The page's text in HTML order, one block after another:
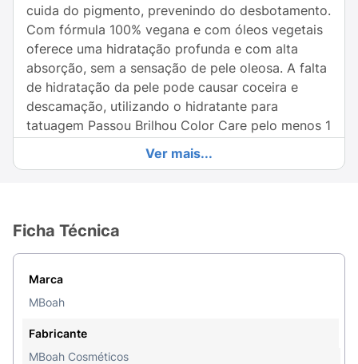
cuida do pigmento, prevenindo do desbotamento.
Com fórmula 100% vegana e com óleos vegetais
oferece uma hidratação profunda e com alta
absorção, sem a sensação de pele oleosa. A falta
de hidratação da pele pode causar coceira e
descamação, utilizando o hidratante para
tatuagem Passou Brilhou Color Care pelo menos 1
vez ao dia você previne o ressecamento da pele
isso pede um creme hidratante leve, prático e
eficiente.
Ver mais...
Ficha Técnica
Marca
MBoah
Fabricante
MBoah Cosméticos